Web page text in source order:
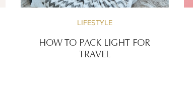
LIFESTYLE
HOW TO PACK LIGHT FOR
TRAVEL